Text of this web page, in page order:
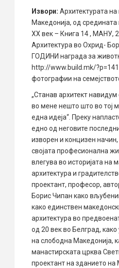
Извори: Архитектурата
Македонија, од средината
ХХ век – Книга 14 , МАНУ,
Архитектура во Охрид-
ГОДИНИ награда за
http://www.build.mk/
фотографии на
„Станав архитект
во мене нешто што во тој
една идеја“. Преку
едно од неговите
изворен и концизен
својата професионална
влегува во историјата на
архитектура и
проектант, професор,
Борис Чипан како
како единствен
архитектура во
од 20 век во Белград,
на слободна Македонија,
манастирската црква
проектант на зданието